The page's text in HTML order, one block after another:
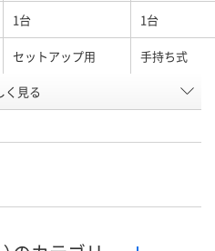
1台 1台
セットアップ用 手持ち式
1Pa・s以下 1Pa・s以下
P815681 P815682
く見る